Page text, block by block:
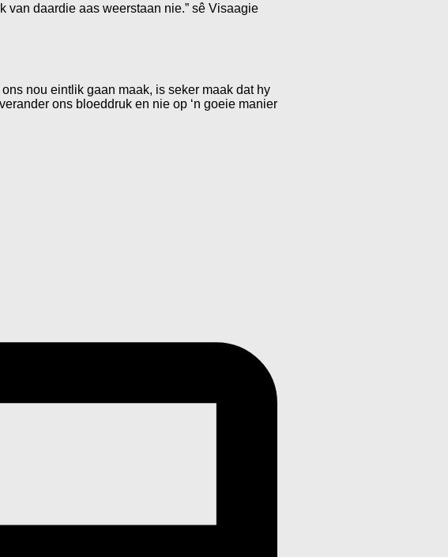
van daardie aas weerstaan nie.” sê Visaagie
nou eintlik gaan maak, is seker maak dat hy
ons bloeddruk en nie op ‘n goeie manier